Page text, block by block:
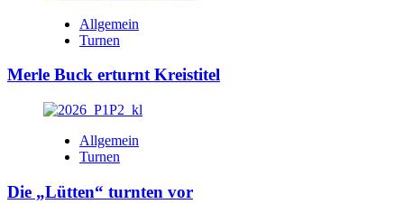
Allgemein
Turnen
Merle Buck erturnt Kreistitel
Allgemein
Turnen
Die „Lütten“ turnten vor